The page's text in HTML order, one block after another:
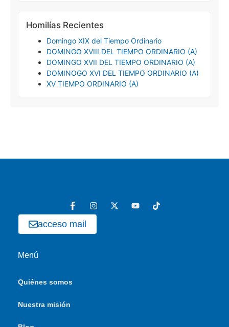
Homilías Recientes
Domingo XIX del Tiempo Ordinario
DOMINGO XVIII DEL TIEMPO ORDINARIO (A)
DOMINGO XVII DEL TIEMPO ORDINARIO (A)
DOMINOGO XVI DEL TIEMPO ORDINARIO (A)
XV TIEMPO ORDINARIO (A)
acceso mail
Menú
Quiénes somos
Nuestra misión